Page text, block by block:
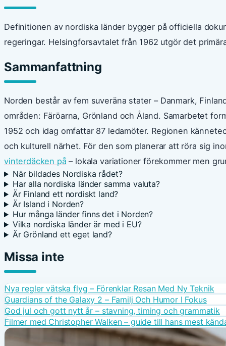
Definitionen av nordiska länder bygger på officiella
regeringar. Helsingforsavtalet från 1962 utgör det
Sammanfattning
Norden består av fem suveräna stater – Danmark,
områden: Färöarna, Grönland och Åland. Samarbetet
1952 och idag omfattar 87 ledamöter. Regionen
och kulturell närhet. För den som planerar att röra sig
vinterdäcken på – lokala variationer förekommer men
När bildades Nordiska rådet?
Har alla nordiska länder samma valuta?
Är Finland ett nordiskt land?
Är Island i Norden?
Hur många länder finns det i Norden?
Vilka nordiska länder är med i EU?
Är Grönland ett eget land?
Missa inte
Nya regler vätska flyg – Förenklar Resan Med Ny Teknik
Guardians of the Galaxy 2 – Familj Och Humor I Fokus
God jul och gott nytt år – stavning, timing och grammatik
Filmer med Christopher Walken – guide till hans mest